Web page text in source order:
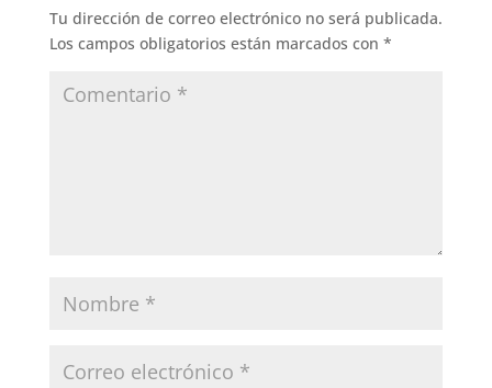
Tu dirección de correo electrónico no será publicada.
Los campos obligatorios están marcados con *